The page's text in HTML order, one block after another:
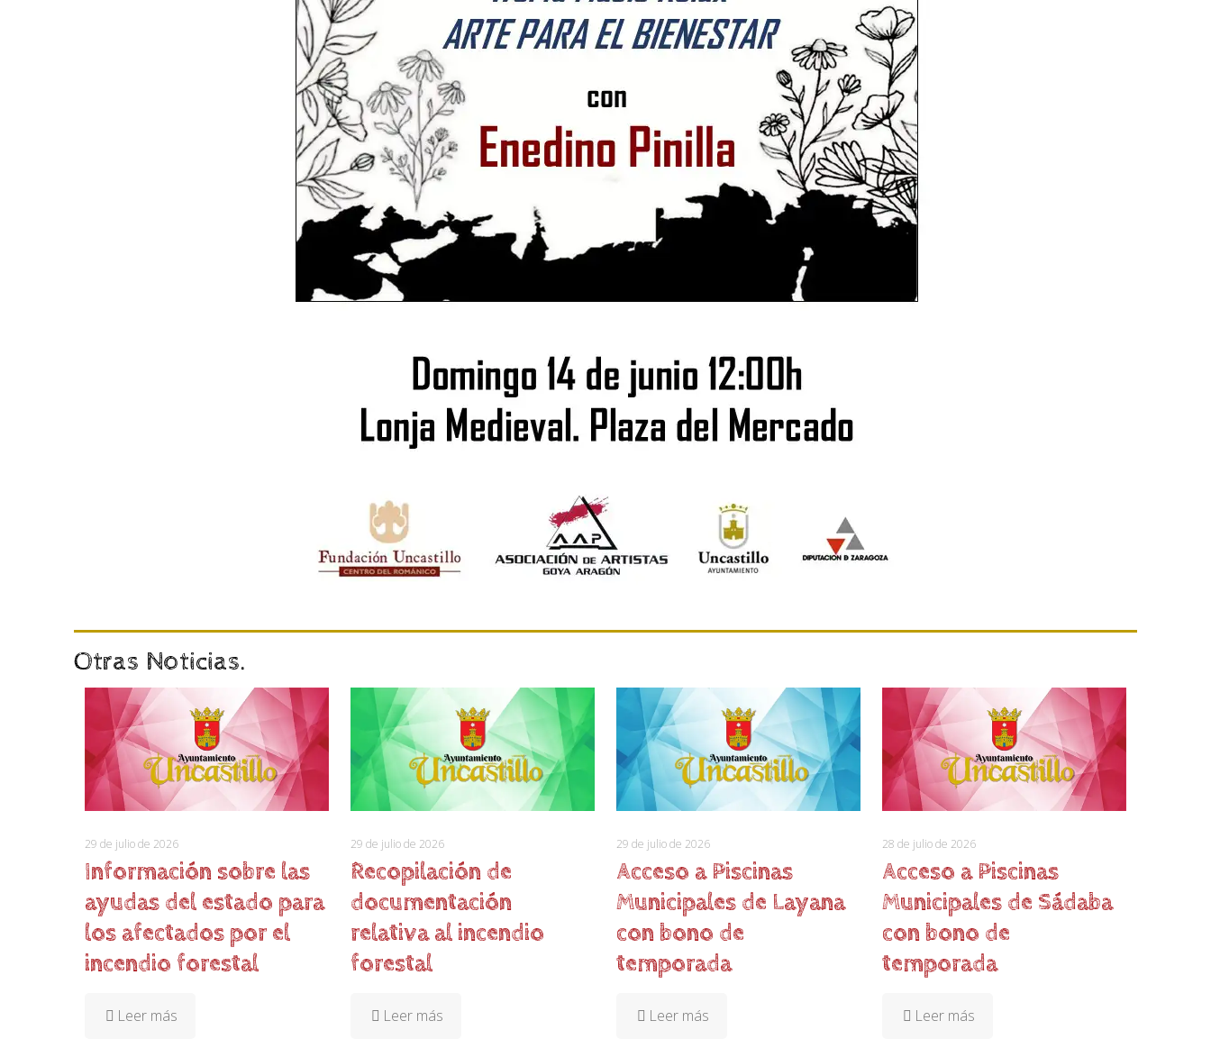
Otras Noticias.
29 de julio de 2026
Información sobre las
ayudas del estado para
los afectados por el
incendio forestal
Leer más
29 de julio de 2026
Recopilación de
documentación
relativa al incendio
forestal
Leer más
29 de julio de 2026
Acceso a Piscinas
Municipales de Layana
con bono de
temporada
Leer más
28 de julio de 2026
Acceso a Piscinas
Municipales de Sádaba
con bono de
temporada
Leer más